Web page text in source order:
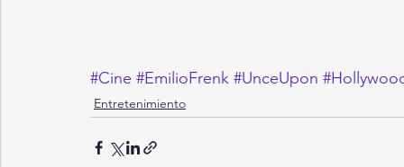
#Cine #EmilioFrenk #UnceUpon
Entretenimiento